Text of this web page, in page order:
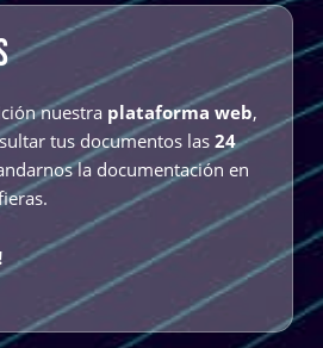
nuestra plataforma web,
tus documentos las 24
la documentación en